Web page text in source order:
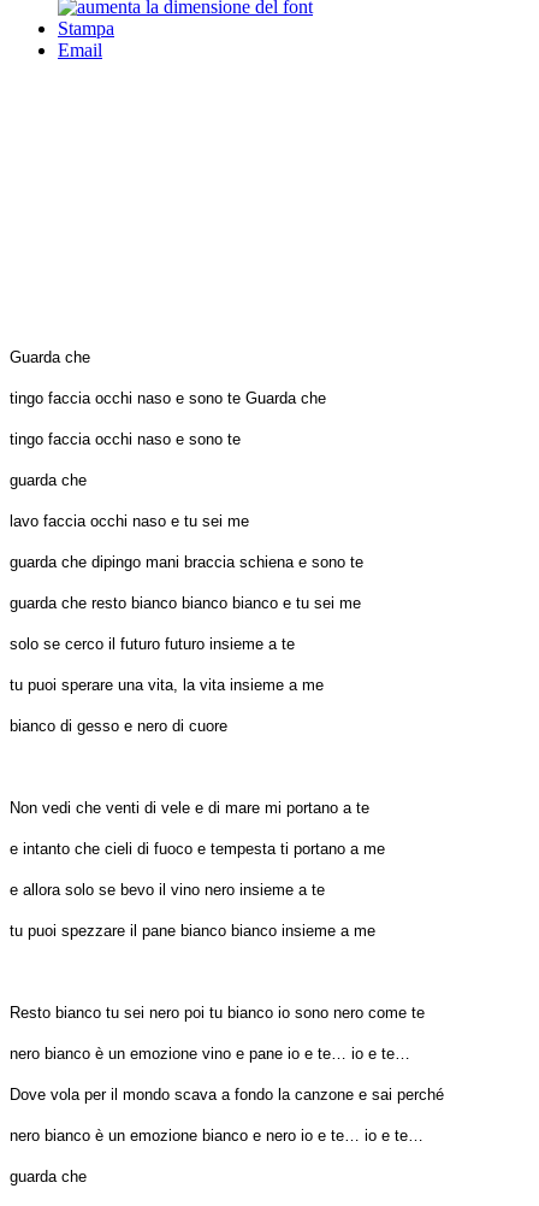
Stampa
Email
Guarda che
tingo faccia occhi naso e sono te Guarda che
tingo faccia occhi naso e sono te
guarda che
lavo faccia occhi naso e tu sei me
guarda che dipingo mani braccia schiena e sono te
guarda che resto bianco bianco bianco e tu sei me
solo se cerco il futuro futuro insieme a te
tu puoi sperare una vita, la vita insieme a me
bianco di gesso e nero di cuore
Non vedi che venti di vele e di mare mi portano a te
e intanto che cieli di fuoco e tempesta ti portano a me
e allora solo se bevo il vino nero insieme a te
tu puoi spezzare il pane bianco bianco insieme a me
Resto bianco tu sei nero poi tu bianco io sono nero come te
nero bianco è un emozione vino e pane io e te… io e te…
Dove vola per il mondo scava a fondo la canzone e sai perché
nero bianco è un emozione bianco e nero io e te… io e te…
guarda che